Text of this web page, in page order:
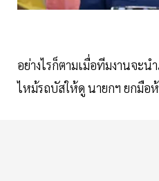
อย่างไรก็ตามเมื่อทีมงานจะ
ไหม้รถบัสให้ดู นายกฯ ยกมือ